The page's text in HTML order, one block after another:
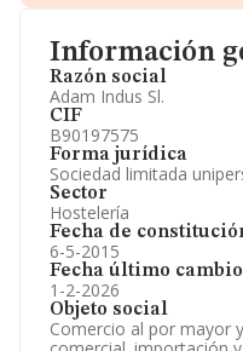
Información
Razón social
Adam Indus Sl.
CIF
B90197575
Forma jurídica
Sociedad limitada
Sector
Hostelería
Fecha de
6-5-2015
Fecha último cambio
1-2-2026
Objeto social
Comercio al por mayor
Información oficial